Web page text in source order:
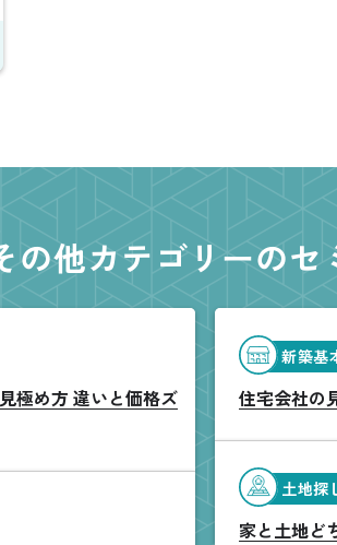
の他カテゴリーのセ
極め方 違いと価格ズ
新築基
住宅会社の
土地探
家と土地ど